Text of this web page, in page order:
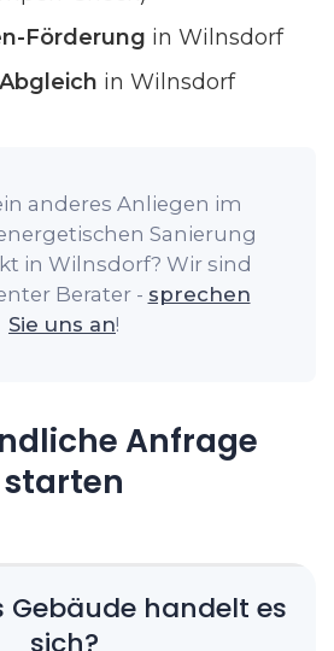
Förderung in Wilnsdorf
in Wilnsdorf
anderes Anliegen im
Sanierung
in Wilnsdorf? Wir sind
Berater - sprechen
Sie uns an!
Anfrage
starten